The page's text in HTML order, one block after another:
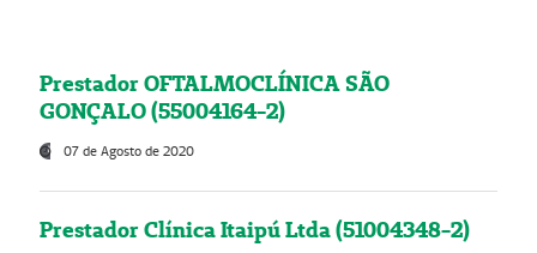
Prestador OFTALMOCLÍNICA SÃO
GONÇALO (55004164-2)
07 de Agosto de 2020
Prestador Clínica Itaipú Ltda (51004348-2)